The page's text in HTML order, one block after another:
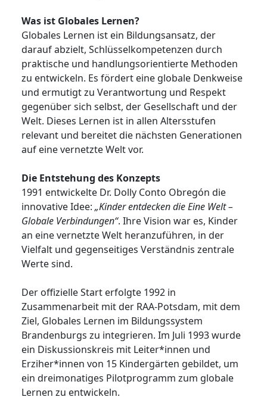
Was ist Globales Lernen?
Globales Lernen ist ein Bildungsansatz, der
darauf abzielt, Schlüsselkompetenzen durch
praktische und handlungsorientierte Methoden
zu entwickeln. Es fördert eine globale Denkweise
und ermutigt zu Verantwortung und Respekt
gegenüber sich selbst, der Gesellschaft und der
Welt. Dieses Lernen ist in allen Altersstufen
relevant und bereitet die nächsten Generationen
auf eine vernetzte Welt vor.
Die Entstehung des Konzepts
1991 entwickelte Dr. Dolly Conto Obregón die
innovative Idee: „Kinder entdecken die Eine Welt –
Globale Verbindungen“. Ihre Vision war es, Kinder
an eine vernetzte Welt heranzuführen, in der
Vielfalt und gegenseitiges Verständnis zentrale
Werte sind.
Der offizielle Start erfolgte 1992 in
Zusammenarbeit mit der RAA-Potsdam, mit dem
Ziel, Globales Lernen im Bildungssystem
Brandenburgs zu integrieren. Im Juli 1993 wurde
ein Diskussionskreis mit Leiter*innen und
Erziher*innen von 15 Kindergärten gebildet, um
ein dreimonatiges Pilotprogramm zum globale
Lernen zu entwickeln.